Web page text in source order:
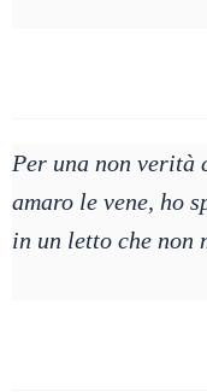
Per una non verità
amaro le vene, ho
in un letto che non